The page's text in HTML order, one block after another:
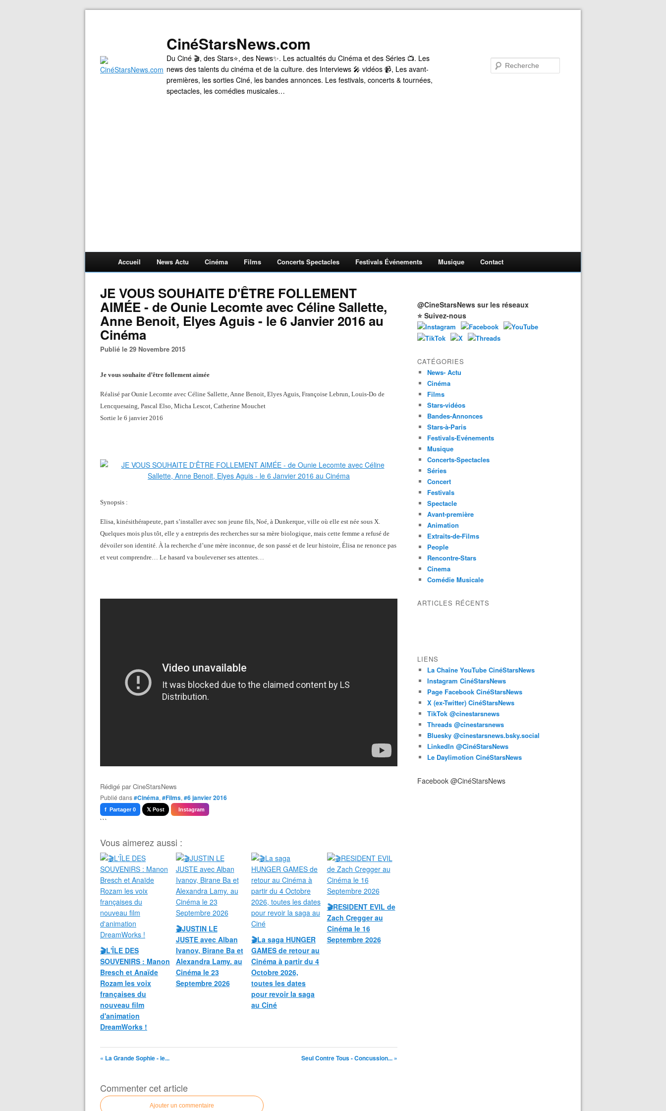
CinéStarsNews.com
Du Ciné 🎬, des Stars⭐, des News✨. Les actualités du Cinéma et des Séries 📺. Les
news des talents du cinéma et de la culture. des Interviews 🎤 vidéos 📹, Les avant-
premières, les sorties Ciné, les bandes annonces. Les festivals, concerts & tournées,
spectacles, les comédies musicales…
Accueil News Actu Cinéma Films Concerts Spectacles Festivals Événements Musique Contact
JE VOUS SOUHAITE D'ÊTRE FOLLEMENT
AIMÉE - de Ounie Lecomte avec Céline Sallette,
Anne Benoit, Elyes Aguis - le 6 Janvier 2016 au
Cinéma
Publié le 29 Novembre 2015
Je vous souhaite d’être follement aimée
Réalisé par Ounie Lecomte avec Céline Sallette, Anne Benoit, Elyes Aguis, Françoise Lebrun, Louis-Do de
Lencquesaing, Pascal Elso, Micha Lescot, Catherine Mouchet
Sortie le 6 janvier 2016
Synopsis :
Elisa, kinésithérapeute, part s’installer avec son jeune fils, Noé, à Dunkerque, ville où elle est née sous X.
Quelques mois plus tôt, elle y a entrepris des recherches sur sa mère biologique, mais cette femme a refusé de
dévoiler son identité. À la recherche d’une mère inconnue, de son passé et de leur histoire, Élisa ne renonce pas
et veut comprendre… Le hasard va bouleverser ses attentes…
Rédigé parCineStarsNews
Publié dans#Cinéma, #Films, #6 janvier 2016
f Partager 0 𝕏 Post Instagram
```
Vous aimerez aussi :
🎬L'ÎLE DES
SOUVENIRS : Manon
Bresch et Anaïde
Rozam les voix
françaises du
nouveau film
d'animation
DreamWorks !
🎬JUSTIN LE
JUSTE avec Alban
Ivanov, Birane Ba et
Alexandra Lamy. au
Cinéma le 23
Septembre 2026
🎬La saga HUNGER
GAMES de retour au
Cinéma à partir du 4
Octobre 2026,
toutes les dates
pour revoir la saga
au Ciné
🎬RESIDENT EVIL de
Zach Cregger au
Cinéma le 16
Septembre 2026
« La Grande Sophie - le... Seul Contre Tous - Concussion... »
Commenter cet article
Ajouter un commentaire
@CineStarsNews sur les réseaux
⭐ Suivez-nous
CATÉGORIES
News- Actu
Cinéma
Films
Stars-vidéos
Bandes-Annonces
Stars-à-Paris
Festivals-Evénements
Musique
Concerts-Spectacles
Séries
Concert
Festivals
Spectacle
Avant-première
Animation
Extraits-de-Films
People
Rencontre-Stars
Cinema
Comédie Musicale
ARTICLES RÉCENTS
LIENS
La Chaîne YouTube CinéStarsNews
Instagram CinéStarsNews
Page Facebook CinéStarsNews
X (ex-Twitter) CinéStarsNews
TikTok @cinestarsnews
Threads @cinestarsnews
Bluesky @cinestarsnews.bsky.social‬
LinkedIn @CinéStarsNews
Le Daylimotion CinéStarsNews
Facebook @CinéStarsNews